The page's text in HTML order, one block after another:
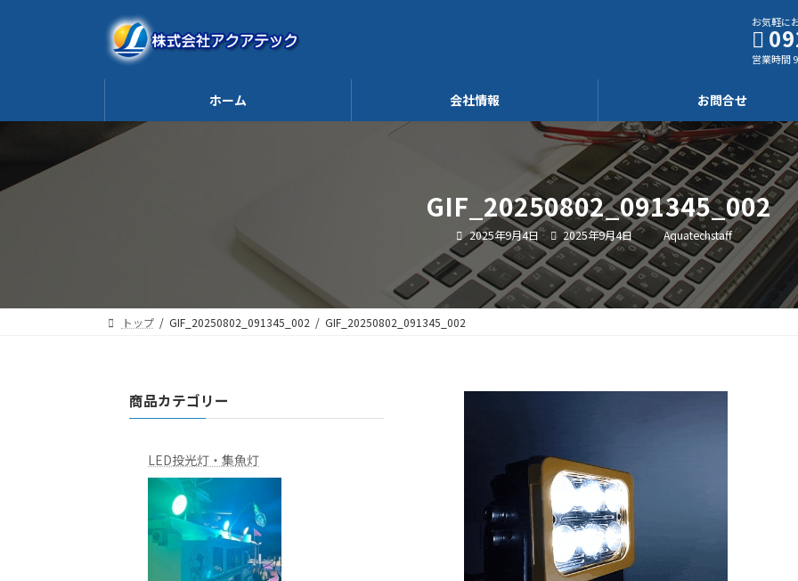
お気軽に
営業時間
ホーム 会社情報 お問合せ
GIF_20250802_091345_002
2025年9月4日 最
終
更
日
時
:
2025年9月4日 Aquatechstaff
トップ GIF_20250802_091345_002 GIF_20250802_091345_002
商品カテゴリー
LED投光灯・集魚灯